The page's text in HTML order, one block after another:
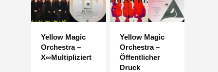
Yellow Magic
Orchestra –
X∞Multipliziert
Yellow Magic
Orchestra –
Öffentlicher
Druck